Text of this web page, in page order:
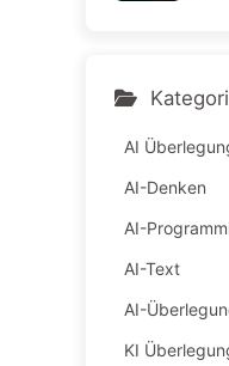
AI
AI-Denken
AI-
AI-Text
AI-
KI